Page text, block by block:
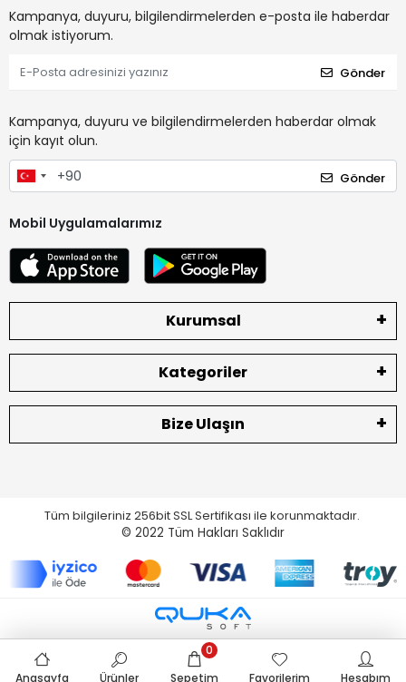
Kampanya, duyuru, bilgilendirmelerden e-posta ile haberdar
olmak istiyorum.
Gönder
Kampanya, duyuru ve bilgilendirmelerden haberdar olmak
için kayıt olun.
Gönder
Mobil Uygulamalarımız
Kurumsal
Kategoriler
Bize Ulaşın
Tüm bilgileriniz 256bit SSL Sertifikası ile korunmaktadır.
© 2022 Tüm Hakları Saklıdır
Anasayfa Ürünler Sepetim
0
Favorilerim
Hesabım